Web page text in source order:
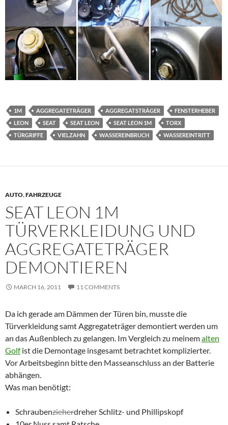
1M AGGREGATETRÄGER AGGREGATSTRÄGER
FENSTERHEBER
LEON
SEAT SEAT LEON SEAT LEON 1M
TORX
TÜRGRIFFE
VIELZAHN WASSEREINBRUCH WASSEREINTRITT
AUTO,FAHRZEUGE
SEAT LEON 1M
TÜRVERKLEIDUNG UND
AGGREGATETRÄGER
DEMONTIEREN
MARCH 16, 2011 11 COMMENTS
Da ich gerade am Dämmen der Türen bin, musste die
Türverkleidung samt Aggregateträger demontiert werden um
an das Außenblech zu gelangen. Im Vergleich zu meinemalten
Golfist die Demontage insgesamt betrachtet komplizierter.
Vor Arbeitsbeginn bitte den Masseanschluss an der Batterie
abhängen.
Was man benötigt:
Schraubenzieherdreher Schlitz- und Phillipskopf